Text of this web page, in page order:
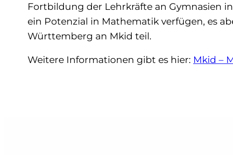
Fortbildung der Lehrkräfte an Gymnasien
ein Potenzial in Mathematik verfügen, es
Württemberg an Mkid teil.
Weitere Informationen gibt es hier: Mkid –